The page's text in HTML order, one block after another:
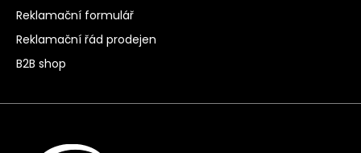
Reklamační formulář
Reklamační řád prodejen
B2B shop